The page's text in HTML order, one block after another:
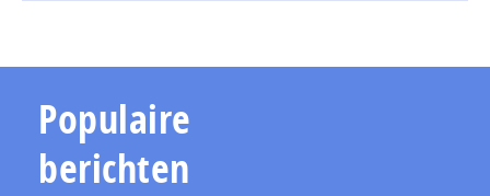
Populaire
berichten